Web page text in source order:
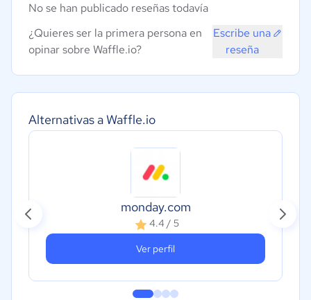
Alternativas a Waffle.io
monday.com
4.4 / 5
Ver perfil
No se han publicado reseñas todavía
¿Quieres ser la primera persona en
opinar sobre Waffle.io?
Escribe una
reseña